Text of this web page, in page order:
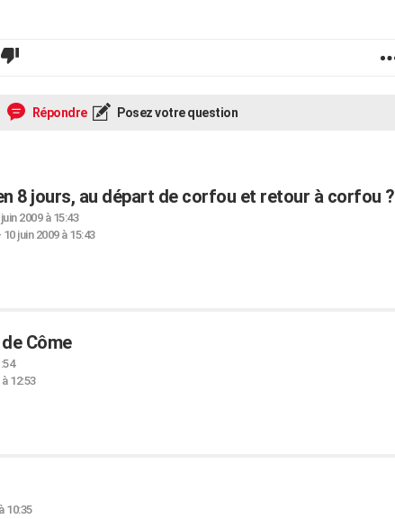
Répondre Posez votre question
8 jours, au départ de corfou et retour à corfou ?
2009 à 15:43
10 juin 2009 à 15:43
Côme
12:53
10:35